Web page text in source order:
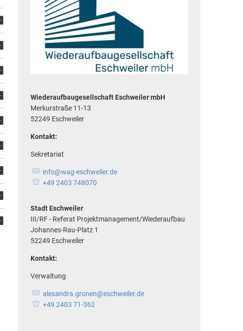
Wiederaufbaugesellschaft Eschweiler mbH
Merkurstraße 11-13
52249 Eschweiler
Kontakt:
Sekretariat
info@wag-eschweiler.de
+49 2403 748070
Stadt Eschweiler
III/RF - Referat Projektmanagement/Wiederaufbau
Johannes-Rau-Platz 1
52249 Eschweiler
Kontakt:
Verwaltung
alexandra.gronen@eschweiler.de
+49 2403 71-362